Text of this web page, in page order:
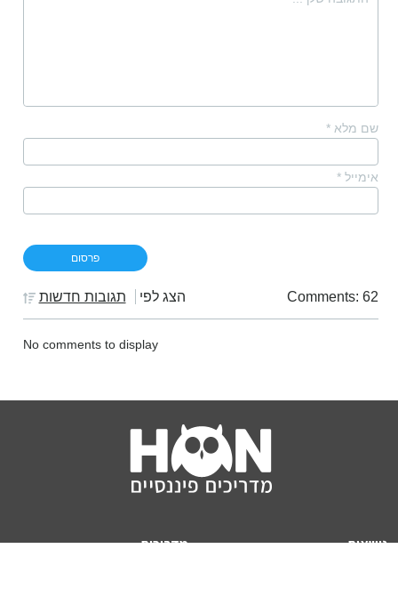
שם מלא *
אימייל *
Comments: 62 הצג לפי תגובות חדשות
No comments to display
נושאים
מדריכים